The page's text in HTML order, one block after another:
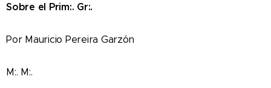
Sobre el Prim:. Gr:.
Por Mauricio Pereira Garzón
M:. M:.